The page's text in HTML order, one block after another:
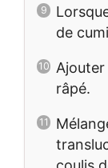
de
Ajouter
râpé.